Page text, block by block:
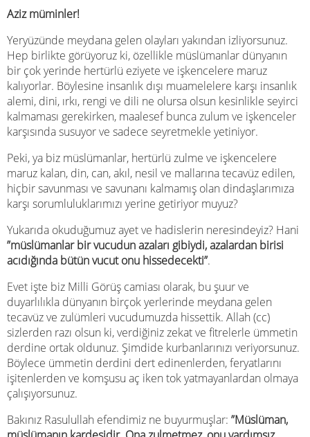
Aziz müminler!
Yeryüzünde meydana gelen olayları yakından izliyorsunuz.
Hep birlikte görüyoruz ki, özellikle müslümanlar dünyanın
bir çok yerinde hertürlü eziyete ve işkencelere maruz
kalıyorlar. Böylesine insanlık dışı muamelelere karşı insanlık
alemi, dini, ırkı, rengi ve dili ne olursa olsun kesinlikle seyirci
kalmaması gerekirken, maalesef bunca zulum ve işkenceler
karşısında susuyor ve sadece seyretmekle yetiniyor.
Peki, ya biz müslümanlar, hertürlü zulme ve işkencelere
maruz kalan, din, can, akıl, nesil ve mallarına tecavüz edilen,
hiçbir savunması ve savunanı kalmamış olan dindaşlarımıza
karşı sorumluluklarımızı yerine getiriyor muyuz?
Yukarıda okuduğumuz ayet ve hadislerin neresindeyiz? Hani
”müslümanlar bir vucudun azaları gibiydi, azalardan birisi
acıdığında bütün vucut onu hissedecekti”.
Evet işte biz Milli Görüş camiası olarak, bu şuur ve
duyarlılıkla dünyanın birçok yerlerinde meydana gelen
tecavüz ve zulümleri vucudumuzda hissettik. Allah (cc)
sizlerden razı olsun ki, verdiğiniz zekat ve fitrelerle ümmetin
derdine ortak oldunuz. Şimdide kurbanlarınızı veriyorsunuz.
Böylece ümmetin derdini dert edinenlerden, feryatlarını
işitenlerden ve komşusu aç iken tok yatmayanlardan olmaya
çalışıyorsunuz.
Bakınız Rasulullah efendimiz ne buyurmuşlar: ”Müslüman,